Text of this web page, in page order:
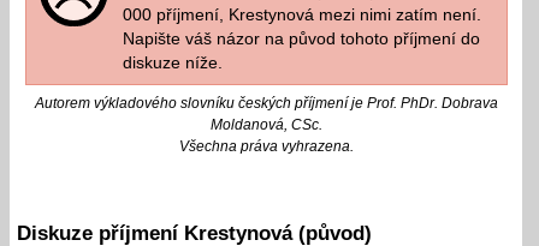
000 příjmení, Krestynová mezi nimi zatím není.
Napište váš názor na původ tohoto příjmení do
diskuze níže.
Autorem výkladového slovníku českých příjmení je Prof. PhDr. Dobrava
Moldanová, CSc.
Všechna práva vyhrazena.
Diskuze příjmení Krestynová (původ)